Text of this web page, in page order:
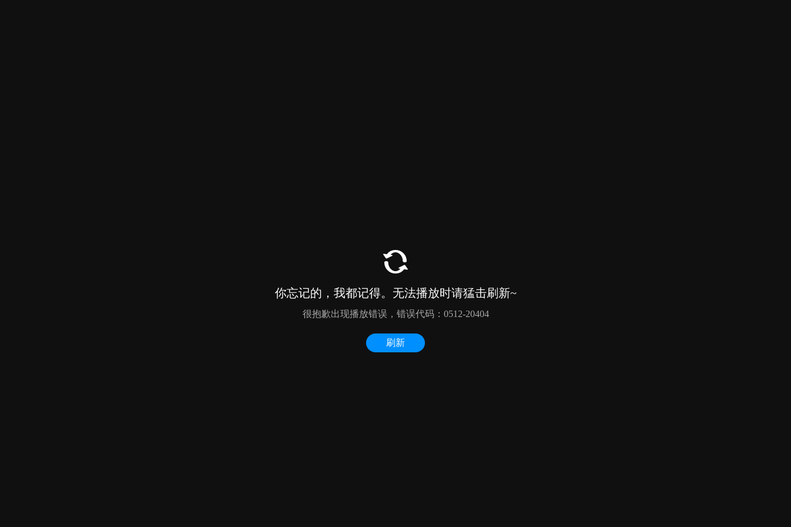
你忘记的，我都记得。无法播放时请猛击刷新~
很抱歉出现播放错误，错误代码：0512-20404
刷新